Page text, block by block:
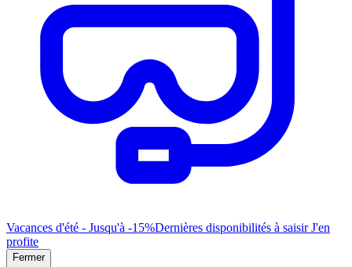
Vacances d'été - Jusqu'à -15%Dernières disponibilités à saisirJ'en
profite
Fermer